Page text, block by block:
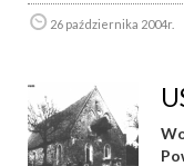
26 października 2004r.